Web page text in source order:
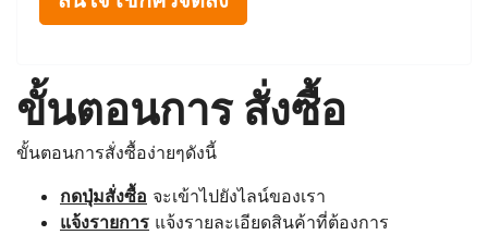
ขั้นตอนการ สั่งซื้อ
ขั้นตอนการสั่งซื้อง่ายๆดังนี้
กดปุ่มสั่งซื้อ จะเข้าไปยังไลน์ของเรา
แจ้งรายการ แจ้งรายละเอียดสินค้าที่ต้องการ